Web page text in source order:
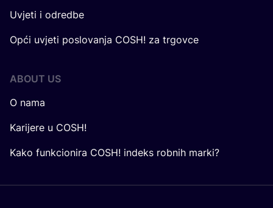
Uvjeti i odredbe
Opći uvjeti poslovanja COSH! za trgovce
ABOUT US
O nama
Karijere u COSH!
Kako funkcionira COSH! indeks robnih marki?